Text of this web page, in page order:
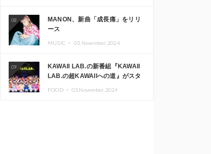
08
MANON、新曲「成長痛」をリリ
ース
MUSIC ・ 05.November.2024
09
KAWAII LAB.の新番組『KAWAII
LAB.の超KAWAIIへの道』がスタ
FOOD ・ 05.November.2024